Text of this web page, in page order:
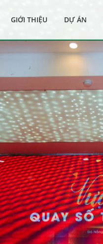
GIỚI THIỆU DỰ ÁN